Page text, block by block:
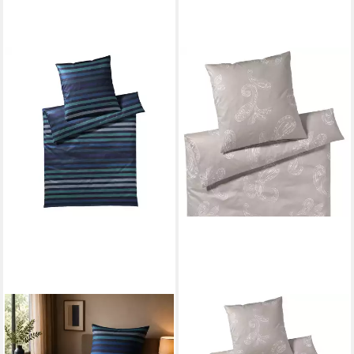
Bettwäsche Paisley
ab 45,00 €